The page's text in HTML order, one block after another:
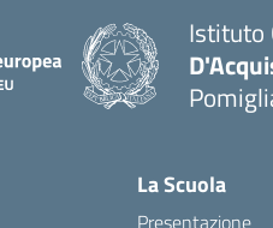
Istituto
La Scuola
Presentazione